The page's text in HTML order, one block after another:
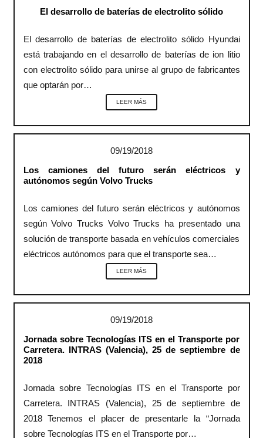
El desarrollo de baterías de electrolito sólido
El desarrollo de baterías de electrolito sólido Hyundai
está trabajando en el desarrollo de baterías de ion litio
con electrolito sólido para unirse al grupo de fabricantes
que optarán por…
LEER MÁS
09/19/2018
Los camiones del futuro serán eléctricos y
autónomos según Volvo Trucks
Los camiones del futuro serán eléctricos y autónomos
según Volvo Trucks Volvo Trucks ha presentado una
solución de transporte basada en vehículos comerciales
eléctricos autónomos para que el transporte sea…
LEER MÁS
09/19/2018
Jornada sobre Tecnologías ITS en el Transporte por
Carretera. INTRAS (Valencia), 25 de septiembre de
2018
Jornada sobre Tecnologías ITS en el Transporte por
Carretera. INTRAS (Valencia), 25 de septiembre de
2018 Tenemos el placer de presentarle la “Jornada
sobre Tecnologías ITS en el Transporte por…